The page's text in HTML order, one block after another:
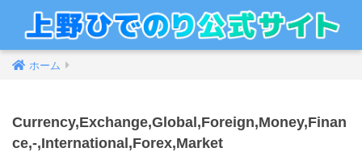
ホーム
Currency,Exchange,Global,Foreign,Money,Finan
ce,-,International,Forex,Market